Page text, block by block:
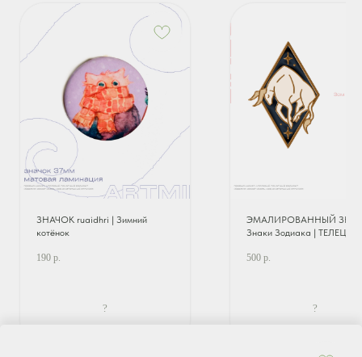
ЗНАЧОК ruaidhri | Зимний
котёнок
190 р.
?
ЭМАЛИРОВАННЫЙ
Знаки Зодиака | ТЕЛЕЦ
500 р.
?